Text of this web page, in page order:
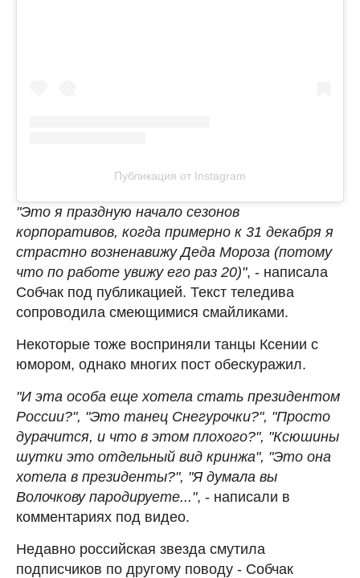
Публикация от Instagram
"Это я праздную начало сезонов
корпоративов, когда примерно к 31 декабря я
страстно возненавижу Деда Мороза (потому
что по работе увижу его раз 20)", - написала
Собчак под публикацией. Текст теледива
сопроводила смеющимися смайликами.
Некоторые тоже восприняли танцы Ксении с
юмором, однако многих пост обескуражил.
"И эта особа еще хотела стать президентом
России?", "Это танец Снегурочки?", "Просто
дурачится, и что в этом плохого?", "Ксюшины
шутки это отдельный вид кринжа", "Это она
хотела в президенты?", "Я думала вы
Волочкову пародируете...", - написали в
комментариях под видео.
Недавно российская звезда смутила
подписчиков по другому поводу - Собчак